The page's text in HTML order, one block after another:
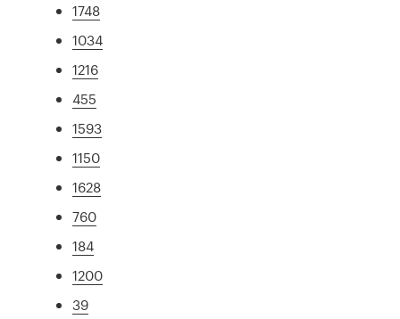
1748
1034
1216
455
1593
1150
1628
760
184
1200
39